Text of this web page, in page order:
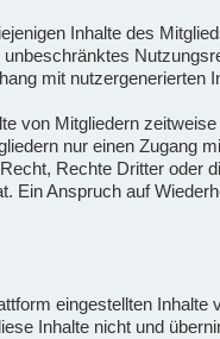
Inhalte des
mit
von Mitgliedern
nur einen Zugang
Rechte Dritter
Ein Anspruch auf
eingestellten
Inhalte nicht und